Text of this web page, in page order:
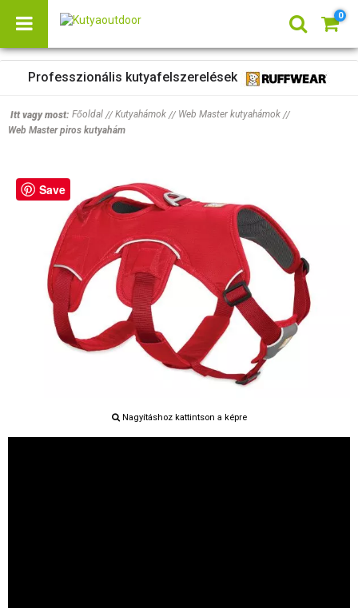
0
Professzionális kutyafelszerelések
Itt vagy most: Főoldal // Kutyahámok // Web Master kutyahámok //
Web Master piros kutyahám
Save
Nagyításhoz kattintson a képre